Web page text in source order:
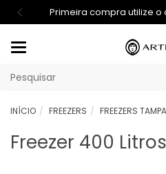
Primeira compra utilize o
INÍCIO FREEZERS FREEZERS
Freezer 400 Litros